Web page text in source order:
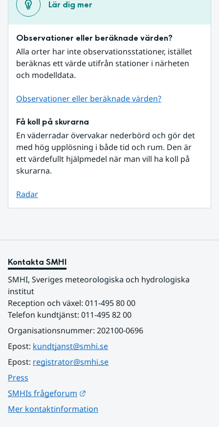
Lär dig mer
Observationer eller beräknade värden?
Alla orter har inte observationsstationer, istället
beräknas ett värde utifrån stationer i närheten
och modelldata.
Observationer eller beräknade värden?
Få koll på skurarna
En väderradar övervakar nederbörd och gör det
med hög upplösning i både tid och rum. Den är
ett värdefullt hjälpmedel när man vill ha koll på
skurarna.
Radar
Kontakta SMHI
SMHI, Sveriges meteorologiska och hydrologiska
institut
Reception och växel: 011-495 80 00
Telefon kundtjänst: 011-495 82 00
Organisationsnummer: 202100-0696
Epost: kundtjanst@smhi.se
Epost: registrator@smhi.se
Press
SMHIs frågeforum
Mer kontaktinformation